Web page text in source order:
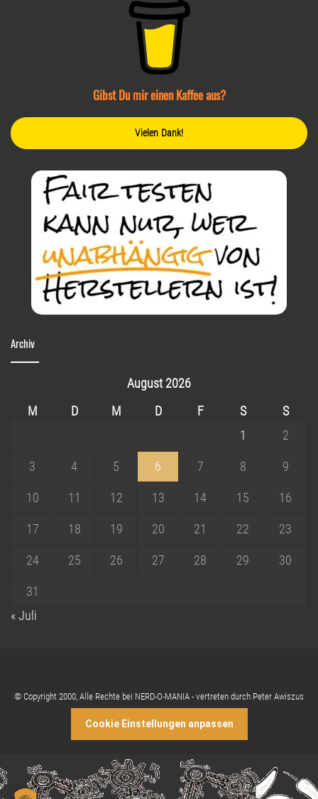
Gibst Du mir einen Kaffee aus?
Vielen Dank!
Archiv
August 2026
M
D M D F S
S
1
2
3 4 5 6 7 8 9
10 11 12 13 14 15 16
17 18 19 20 21 22 23
24 25 26 27 28 29 30
31
« Juli
© Copyright 2000, Alle Rechte bei NERD-O-MANIA - vertreten durch Peter Awiszus
Cookie Einstellungen anpassen